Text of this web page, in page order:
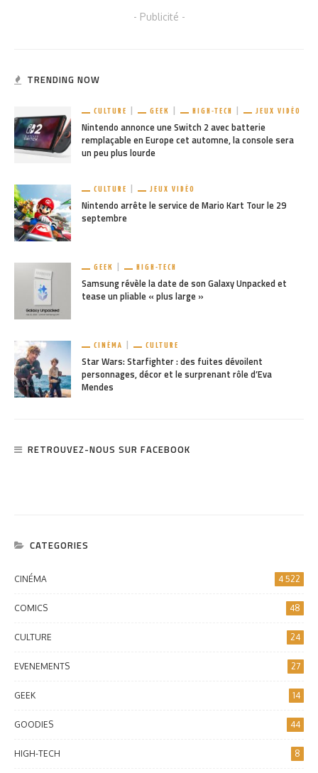
- Publicité -
TRENDING NOW
CULTURE GEEK HIGH-TECH JEUX VIDÉO
Nintendo annonce une Switch 2 avec batterie
remplaçable en Europe cet automne, la console sera
un peu plus lourde
CULTURE JEUX VIDÉO
Nintendo arrête le service de Mario Kart Tour le 29
septembre
GEEK HIGH-TECH
Samsung révèle la date de son Galaxy Unpacked et
tease un pliable « plus large »
CINÉMA CULTURE
Star Wars: Starfighter : des fuites dévoilent
personnages, décor et le surprenant rôle d’Eva
Mendes
RETROUVEZ-NOUS SUR FACEBOOK
CATEGORIES
CINÉMA 4 522
COMICS 48
CULTURE 24
EVENEMENTS 27
GEEK 14
GOODIES 44
HIGH-TECH 8